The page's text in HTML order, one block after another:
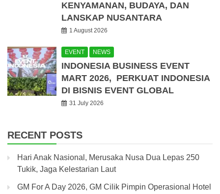
KENYAMANAN, BUDAYA, DAN
LANSKAP NUSANTARA
1 August 2026
EVENT NEWS
INDONESIA BUSINESS EVENT
MART 2026, PERKUAT INDONESIA
DI BISNIS EVENT GLOBAL
31 July 2026
RECENT POSTS
Hari Anak Nasional, Merusaka Nusa Dua Lepas 250
Tukik, Jaga Kelestarian Laut
GM For A Day 2026, GM Cilik Pimpin Operasional Hotel